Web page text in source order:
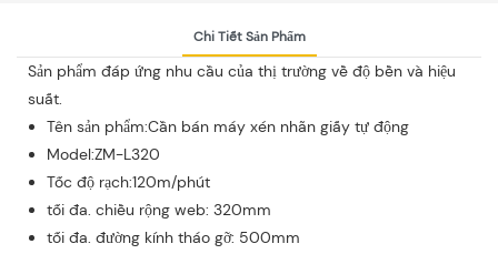
Chi Tiết Sản Phẩm
Sản phẩm đáp ứng nhu cầu của thị trường về độ bền và hiệu
suất.
Tên sản phẩm:Cần bán máy xén nhãn giấy tự động
Model:ZM-L320
Tốc độ rạch:120m/phút
tối đa. chiều rộng web: 320mm
tối đa. đường kính tháo gỡ: 500mm